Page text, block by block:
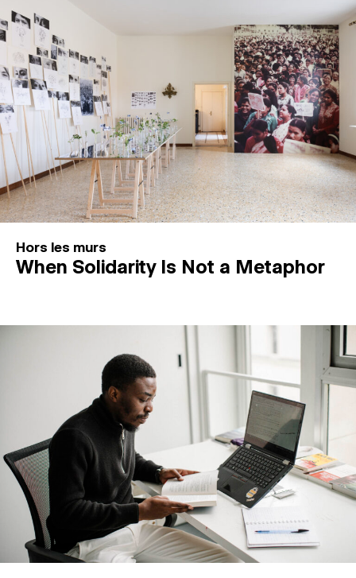
Hors les murs
When Solidarity Is Not a Metaphor